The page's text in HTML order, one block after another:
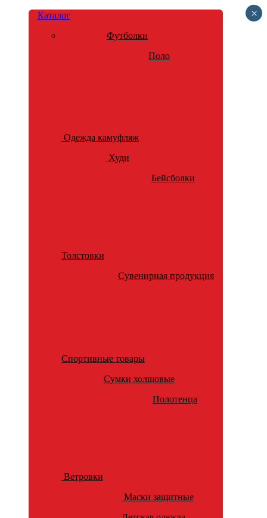
Каталог
Футболки
Поло
Одежда камуфляж
Худи
Бейсболки
Толстовки
Сувенирная продукция
Спортивные товары
Сумки холщовые
Полотенца
Ветровки
Маски защитные
×